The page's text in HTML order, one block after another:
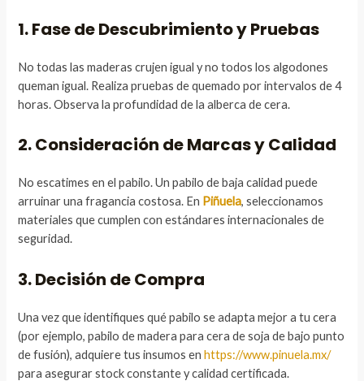
1. Fase de Descubrimiento y Pruebas
No todas las maderas crujen igual y no todos los algodones
queman igual. Realiza pruebas de quemado por intervalos de 4
horas. Observa la profundidad de la alberca de cera.
2. Consideración de Marcas y Calidad
No escatimes en el pabilo. Un pabilo de baja calidad puede
arruinar una fragancia costosa. En Piñuela, seleccionamos
materiales que cumplen con estándares internacionales de
seguridad.
3. Decisión de Compra
Una vez que identifiques qué pabilo se adapta mejor a tu cera
(por ejemplo, pabilo de madera para cera de soja de bajo punto
de fusión), adquiere tus insumos enhttps://www.pinuela.mx/
para asegurar stock constante y calidad certificada.